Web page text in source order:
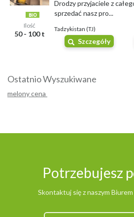
Ilość
50 - 100 t
Drodzy przyjaciele z
sprzedać nasz pro...
Tadzykistan (TJ)
Szczegóły
Ostatnio Wyszukiwane
melony cena
Potrzebujesz
Skontaktuj się z naszym